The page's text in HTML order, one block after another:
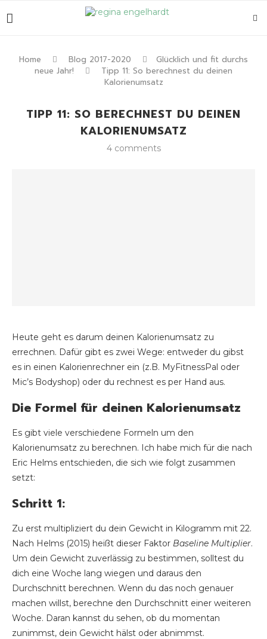
Home Blog 2017-2020
Glücklich und fit durchs
neue Jahr!
Tipp 11: So berechnest du deinen
Kalorienumsatz
TIPP 11: SO BERECHNEST DU DEINEN
KALORIENUMSATZ
4 comments
Heute geht es darum deinen Kalorienumsatz zu
errechnen. Dafür gibt es zwei Wege: entweder du gibst
es in einen Kalorienrechner ein (z.B. MyFitnessPal oder
Mic’s Bodyshop) oder du rechnest es per Hand aus.
Die Formel für deinen Kalorienumsatz
Es gibt viele verschiedene Formeln um den
Kalorienumsatz zu berechnen. Ich habe mich für die nach
Eric Helms entschieden, die sich wie folgt zusammen
setzt:
Schritt 1:
Zu erst multipliziert du dein Gewicht in Kilogramm mit 22.
Nach Helms (2015) heißt dieser Faktor Baseline Multiplier.
Um dein Gewicht zuverlässig zu bestimmen, solltest du
dich eine Woche lang wiegen und daraus den
Durchschnitt berechnen. Wenn du das noch genauer
machen willst, berechne den Durchschnitt einer weiteren
Woche. Daran kannst du sehen, ob du momentan
zunimmst, dein Gewicht hälst oder abnimmst.